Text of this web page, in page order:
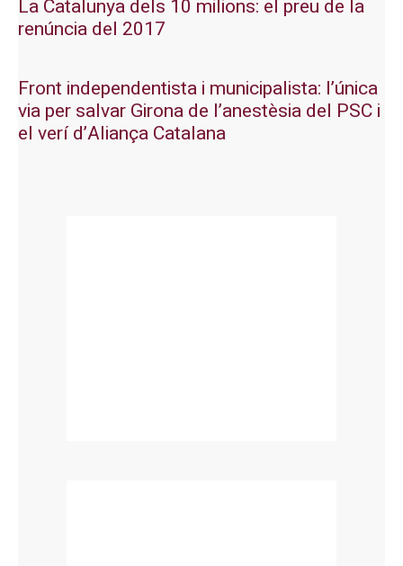
La Catalunya dels 10 milions: el preu de la
renúncia del 2017
Front independentista i municipalista: l’única
via per salvar Girona de l’anestèsia del PSC i
el verí d’Aliança Catalana